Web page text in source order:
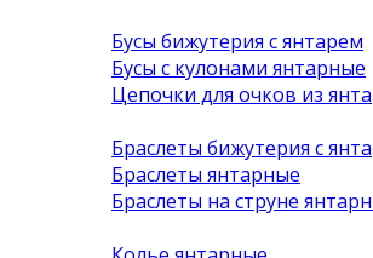
Бусы бижутерия с янтарем
Бусы с кулонами янтарные
Цепочки для очков из
Браслеты бижутерия с
Браслеты янтарные
Браслеты на струне